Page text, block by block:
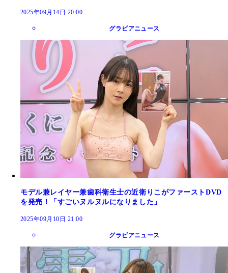
2025年09月14日 20:00
グラビアニュース
モデル兼レイヤー兼歯科衛生士の近衛りこがファーストDVD
を発売！「すごいヌルヌルになりました」
2025年09月10日 21:00
グラビアニュース